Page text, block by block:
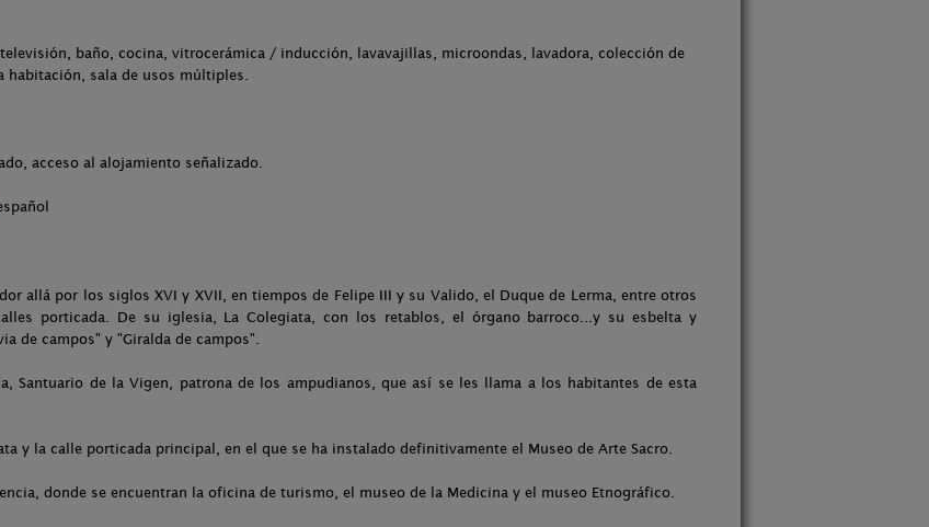
baño, cocina, vitrocerámica / inducción, lavavajillas, microondas, lavadora, colección de
habitación, sala de usos múltiples.
acceso al alojamiento señalizado.
allá por los siglos XVI y XVII, en tiempos de Felipe III y su Valido, el Duque de Lerma, entre otros
porticada. De su iglesia, La Colegiata, con los retablos, el órgano barroco...y su esbelta y
de campos" y "Giralda de campos".
Santuario de la Vigen, patrona de los ampudianos, que así se les llama a los habitantes de esta
y la calle porticada principal, en el que se ha instalado definitivamente el Museo de Arte Sacro.
donde se encuentran la oficina de turismo, el museo de la Medicina y el museo Etnográfico.